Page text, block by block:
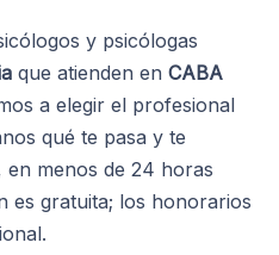
y psicólogas
que atienden en CABA
a elegir el profesional
qué te pasa y te
menos de 24 horas
es gratuita; los honorarios